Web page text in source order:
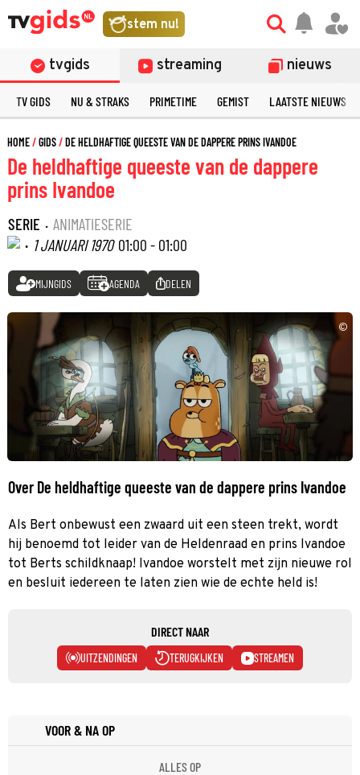
stem nu!
tvgids streaming nieuws
TV GIDS NU & STRAKS PRIMETIME GEMIST LAATSTE NIEUWS
HOME GIDS DE HELDHAFTIGE QUEESTE VAN DE DAPPERE PRINS IVANDOE
De heldhaftige queeste van de dappere
prins Ivandoe
SERIE · ANIMATIESERIE
· 1 JANUARI 1970 01:00 - 01:00
MIJNGIDS AGENDA DELEN
©
Over De heldhaftige queeste van de dappere prins Ivandoe
Als Bert onbewust een zwaard uit een steen trekt, wordt
hij benoemd tot leider van de Heldenraad en prins Ivandoe
tot Berts schildknaap! Ivandoe worstelt met zijn nieuwe rol
en besluit iedereen te laten zien wie de echte held is!
DIRECT NAAR
UITZENDINGEN TERUGKIJKEN STREAMEN
VOOR & NA OP
ALLES OP